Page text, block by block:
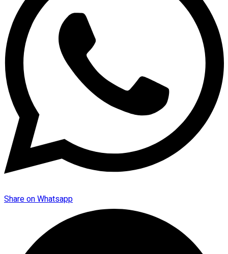
Share on Whatsapp